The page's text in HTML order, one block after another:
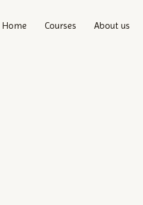
Home Courses About us